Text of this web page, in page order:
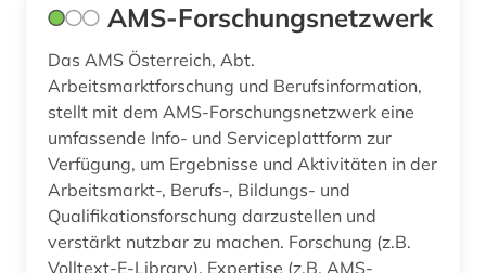
erziehungspraxis (1)
erziehungswesen (1)
erziehungswissenschaft (22)
erziehungswissenschaften (8)
erzählen (1)
europa (3)
AMS-Forschungsnetzwerk
Das AMS Österreich, Abt.
Arbeitsmarktforschung und Berufsinformation,
stellt mit dem AMS-Forschungsnetzwerk eine
umfassende Info- und Serviceplattform zur
Verfügung, um Ergebnisse und Aktivitäten in der
Arbeitsmarkt-, Berufs-, Bildungs- und
Qualifikationsforschung darzustellen und
verstärkt nutzbar zu machen. Forschung (z.B.
Volltext-E-Library), Expertise (z.B. AMS-